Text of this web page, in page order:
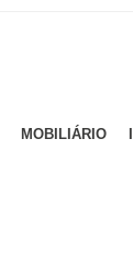
MOBILIÁRIO